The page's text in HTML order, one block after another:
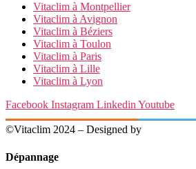
Vitaclim à Montpellier
Vitaclim à Avignon
Vitaclim à Béziers
Vitaclim à Toulon
Vitaclim à Paris
Vitaclim à Lille
Vitaclim à Lyon
Facebook Instagram LinkedinYoutube
©Vitaclim 2024 – Designed by
Dépannage